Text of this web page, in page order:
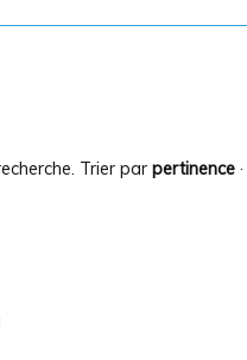
Trier par pertinence ·